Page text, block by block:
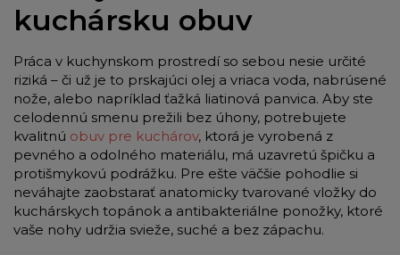
kuchársku obuv
Práca v kuchynskom prostredí so sebou nesie určité
riziká – či už je to prskajúci olej a vriaca voda, nabrúsené
nože, alebo napríklad ťažká liatinová panvica. Aby ste
celodennú smenu prežili bez úhony, potrebujete
kvalitnú obuv pre kuchárov, ktorá je vyrobená z
pevného a odolného materiálu, má uzavretú špičku a
protišmykovú podrážku. Pre ešte väčšie pohodlie si
neváhajte zaobstarať anatomicky tvarované vložky do
kuchárskych topánok a antibakteriálne ponožky, ktoré
vaše nohy udržia svieže, suché a bez zápachu.